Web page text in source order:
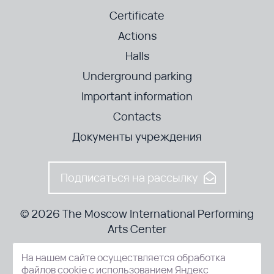
Certificate
Actions
Halls
Underground parking
Important information
Contacts
Документы учреждения
Подписаться на рассылку
© 2026 The Moscow International Performing
Arts Center
52-8, Kosmodamianskaya nab., Moscow, 115054, Russia
На нашем сайте осуществляется обработка
файлов cookie с использованием Яндекс